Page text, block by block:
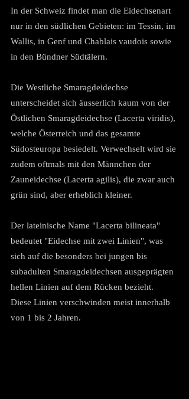
In der Schweiz findet man die Eidechsenart
nur in den südlichen Gebieten: im Tessin, im
Wallis, in Genf und Chablais vaudois sowie
in den Bündner Südtälern.
Die Westliche Smaragdeidechse
unterscheidet sich äusserlich kaum von der
Östlichen Smaragdeidechse (Lacerta viridis),
welche Österreich und das gesamte
Südosteuropa besiedelt. Verwechselt wird sie
zudem oftmals mit den Männchen der
Zauneidechse (Lacerta agilis), die zwar auch
grün sind, aber erheblich kleiner.
Der lateinische Name "Lacerta bilineata"
bedeutet "Eidechse mit zwei Linien", was
sich auf die besonders bei jungen bis
subadulten Smaragdeidechsen ausgeprägten
hellen Linien auf dem Rücken bezieht.
Diese Linien verschwinden meist innerhalb
von 1 bis 2 Jahren.